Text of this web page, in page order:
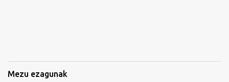
Mezu ezagunak